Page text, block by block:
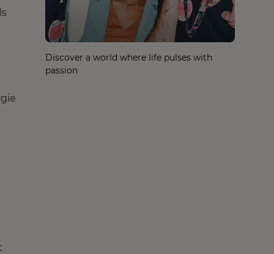
Discover a world where life pulses with
passion